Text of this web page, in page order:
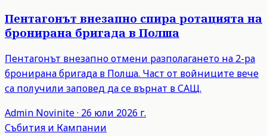
Пентагонът внезапно спира ротацията на
бронирана бригада в Полша
Пентагонът внезапно отмени разполагането на 2-ра
бронирана бригада в Полша. Част от войниците вече
са получили заповед да се върнат в САЩ.
Admin Novinite· 26 юли 2026 г.
Събития и Кампании